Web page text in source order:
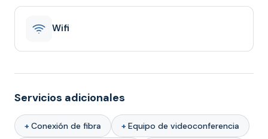
Wifi
Servicios adicionales
Conexión de fibra Equipo de videoconferencia